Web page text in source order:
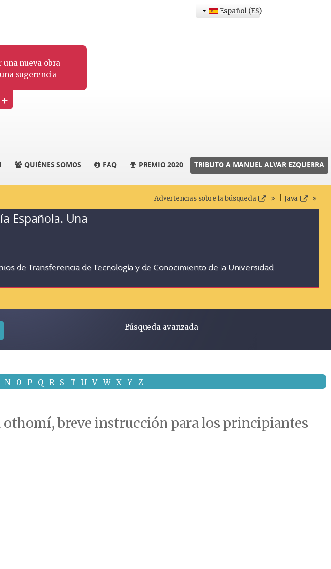
una nueva obra
sugerencia
+
Español (ES)
QUIÉNES SOMOS FAQ PREMIO 2020 TRIBUTO A MANUEL ALVAR EZQUERRA
Advertencias sobre la búsqueda Java
Española. Una
de Transferencia de Tecnología y de Conocimiento de la Universidad
Búsqueda avanzada
N O P Q R S T U V W X Y Z
breve instrucción para los principiantes